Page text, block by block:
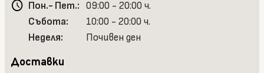
schedule Пон.- Пет.: 09:00 - 20:00 ч.
Събота:
10:00 - 20:00 ч.
Неделя:
Почивен ден
Доставки